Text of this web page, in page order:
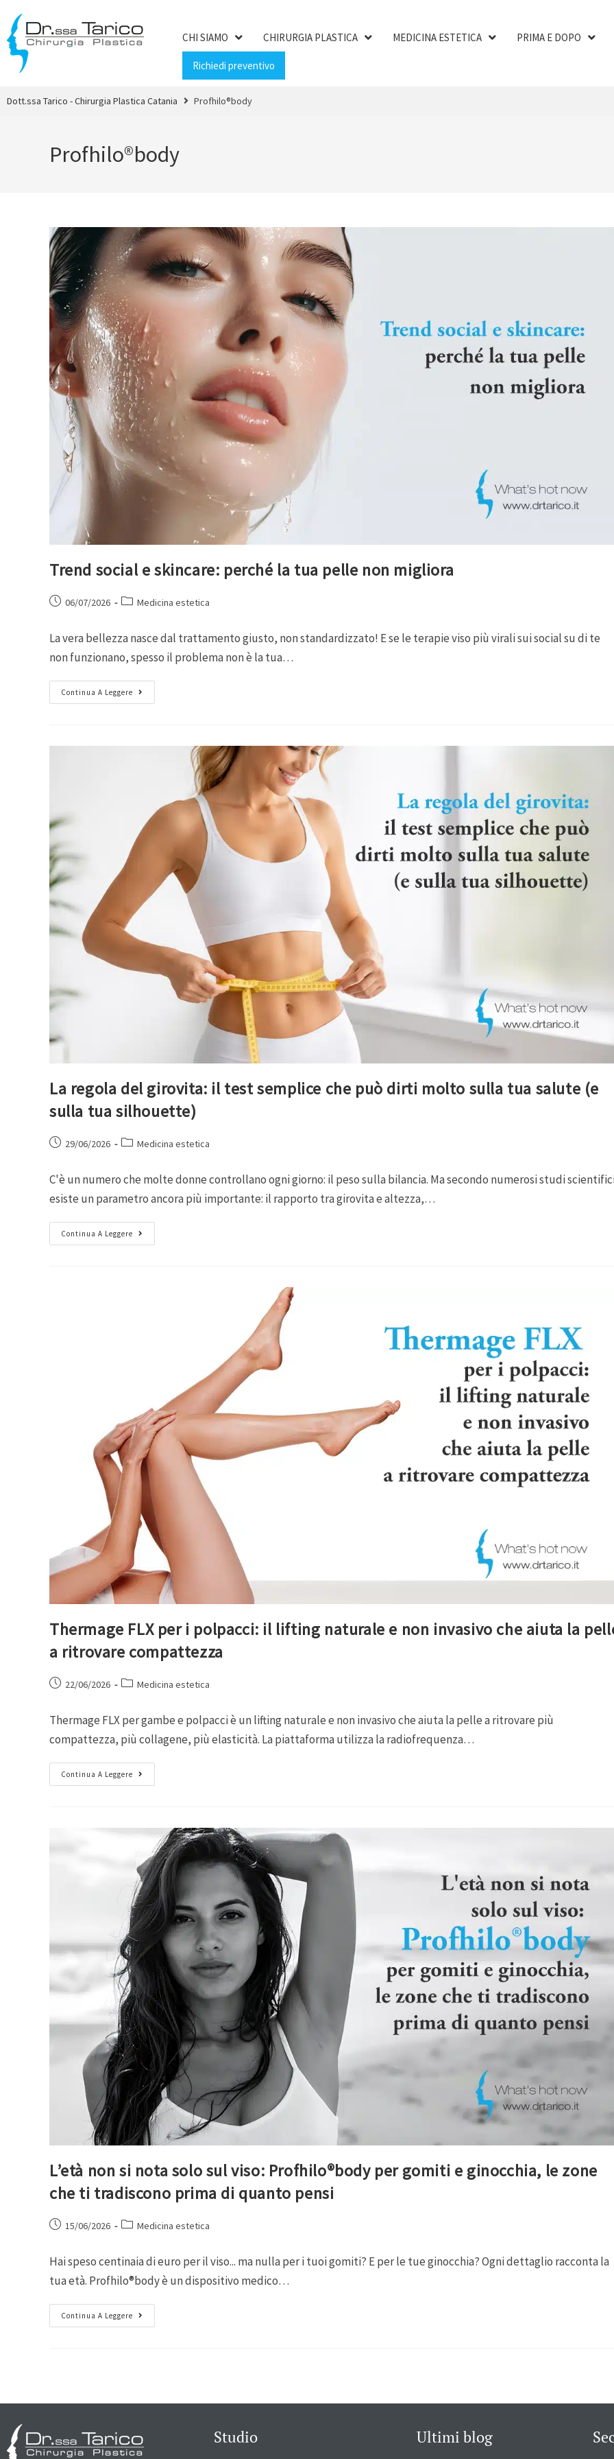
CHI SIAMO CHIRURGIA PLASTICA MEDICINA ESTETICA PRIMA E DOPO
Richiedi preventivo
Dott.ssa Tarico - Chirurgia Plastica Catania Profhilo®body
Profhilo®body
Trend social e skincare: perché la tua pelle non migliora
06/07/2026 Medicina estetica
La vera bellezza nasce dal trattamento giusto, non standardizzato! E se le terapie viso più virali sui social su di te
non funzionano, spesso il problema non è la tua…
Continua A Leggere
La regola del girovita: il test semplice che può dirti molto sulla tua salute (e
sulla tua silhouette)
29/06/2026 Medicina estetica
C'è un numero che molte donne controllano ogni giorno: il peso sulla bilancia. Ma secondo numerosi studi
esiste un parametro ancora più importante: il rapporto tra girovita e altezza,…
Continua A Leggere
Thermage FLX per i polpacci: il lifting naturale e non invasivo che aiuta la
a ritrovare compattezza
22/06/2026 Medicina estetica
Thermage FLX per gambe e polpacci è un lifting naturale e non invasivo che aiuta la pelle a ritrovare più
compattezza, più collagene, più elasticità. La piattaforma utilizza la radiofrequenza…
Continua A Leggere
L’età non si nota solo sul viso: Profhilo®body per gomiti e ginocchia, le zone
che ti tradiscono prima di quanto pensi
15/06/2026 Medicina estetica
Hai speso centinaia di euro per il viso... ma nulla per i tuoi gomiti? E per le tue ginocchia? Ogni dettaglio racconta la
tua età. Profhilo®body è un dispositivo medico…
Continua A Leggere
Studio Ultimi blog